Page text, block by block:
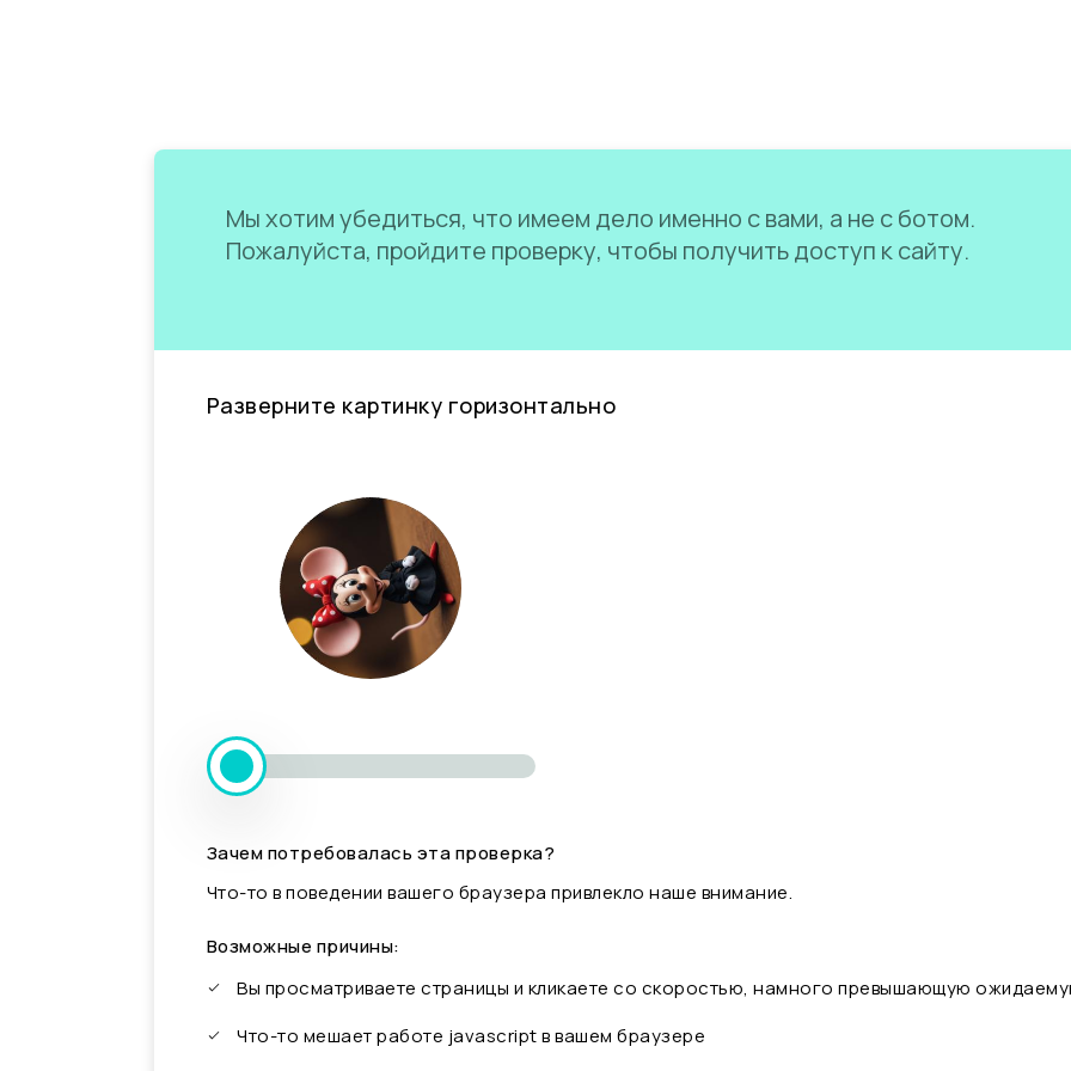
Мы хотим убедиться, что имеем дело именно с вами, а не с ботом.
Пожалуйста, пройдите проверку, чтобы получить доступ к сайту.
Разверните картинку горизонтально
Зачем потребовалась эта проверка?
Что-то в поведении вашего браузера привлекло наше внимание.
Возможные причины:
Вы просматриваете страницы и кликаете со скоростью, намного превышающую
Что-то мешает работе javascript в вашем браузере